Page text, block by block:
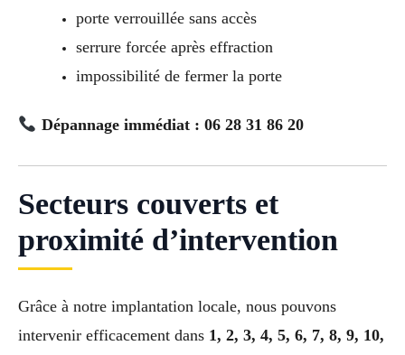
porte verrouillée sans accès
serrure forcée après effraction
impossibilité de fermer la porte
Dépannage immédiat : 06 28 31 86 20
Secteurs couverts et
proximité d’intervention
Grâce à notre implantation locale, nous pouvons
intervenir efficacement dans 1, 2, 3, 4, 5, 6, 7, 8, 9, 10,